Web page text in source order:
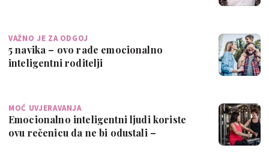
VAŽNO JE ZA ODGOJ
5 navika – ovo rade emocionalno
inteligentni roditelji
MOĆ UVJERAVANJA
Emocionalno inteligentni ljudi koriste
ovu rečenicu da ne bi odustali –